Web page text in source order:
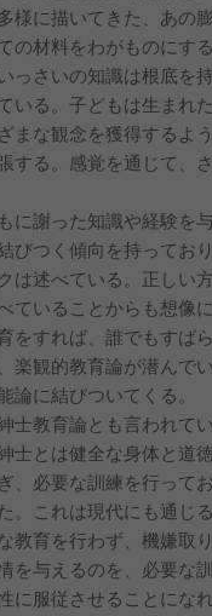
様に描いてきた、あの
の材料をわがものにす
っさいの知識は根底を
いる。子どもは生まれ
まな観念を獲得するよ
する。感覚を通じて、
に謝った知識や経験を
びつく傾向を持ってお
は述べている。正しい
ていることからも想像
をすれば、誰でもすば
楽観的教育論が潜んで
論に結びついてくる。
士教育論とも言われて
士とは健全な身体と道
、必要な訓練を行って
。これは現代にも通じ
教育を行わず、機嫌取
を与えるのを、必要な
に服従させることにな